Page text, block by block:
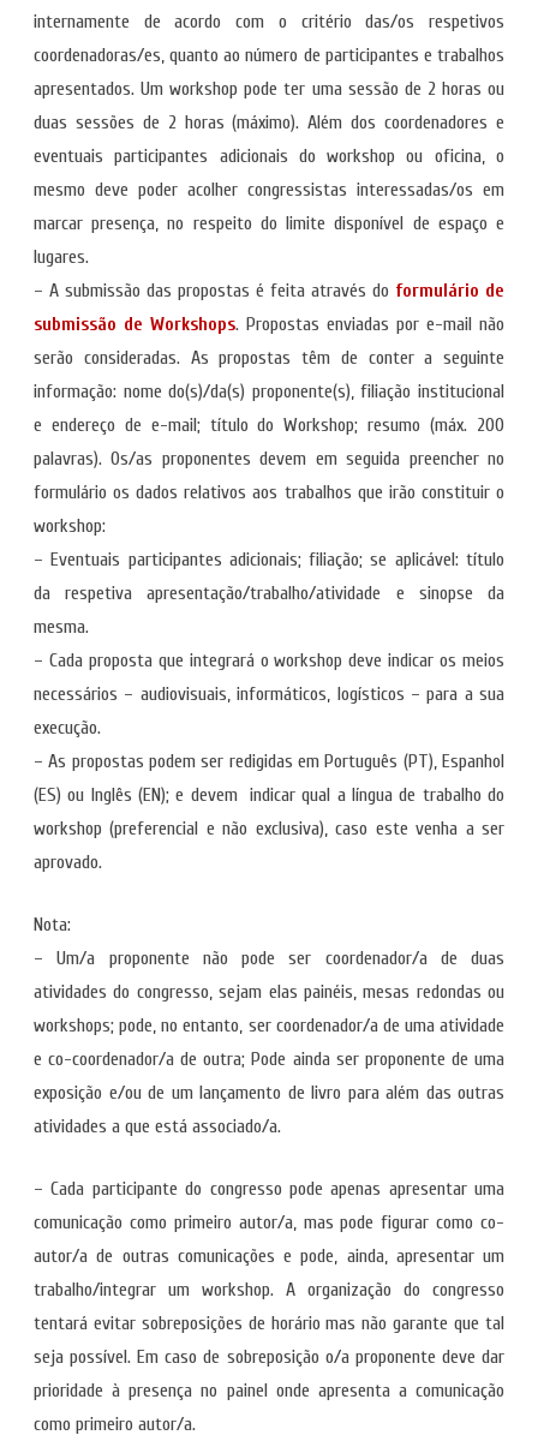
internamente de acordo com o critério das/os respetivos
coordenadoras/es, quanto ao número de participantes e trabalhos
apresentados. Um workshop pode ter uma sessão de 2 horas ou
duas sessões de 2 horas (máximo). Além dos coordenadores e
eventuais participantes adicionais do workshop ou oficina, o
mesmo deve poder acolher congressistas interessadas/os em
marcar presença, no respeito do limite disponível de espaço e
lugares.
– A submissão das propostas é feita através do formulário de
submissão de Workshops. Propostas enviadas por e-mail não
serão consideradas. As propostas têm de conter a seguinte
informação: nome do(s)/da(s) proponente(s), filiação institucional
e endereço de e-mail; título do Workshop; resumo (máx. 200
palavras). Os/as proponentes devem em seguida preencher no
formulário os dados relativos aos trabalhos que irão constituir o
workshop:
– Eventuais participantes adicionais; filiação; se aplicável: título
da respetiva apresentação/trabalho/atividade e sinopse da
mesma.
– Cada proposta que integrará o workshop deve indicar os meios
necessários – audiovisuais, informáticos, logísticos – para a sua
execução.
– As propostas podem ser redigidas em Português (PT), Espanhol
(ES) ou Inglês (EN); e devem indicar qual a língua de trabalho do
workshop (preferencial e não exclusiva), caso este venha a ser
aprovado.
Nota:
– Um/a proponente não pode ser coordenador/a de duas
atividades do congresso, sejam elas painéis, mesas redondas ou
workshops; pode, no entanto, ser coordenador/a de uma atividade
e co-coordenador/a de outra; Pode ainda ser proponente de uma
exposição e/ou de um lançamento de livro para além das outras
atividades a que está associado/a.
– Cada participante do congresso pode apenas apresentar uma
comunicação como primeiro autor/a, mas pode figurar como co-
autor/a de outras comunicações e pode, ainda, apresentar um
trabalho/integrar um workshop. A organização do congresso
tentará evitar sobreposições de horário mas não garante que tal
seja possível. Em caso de sobreposição o/a proponente deve dar
prioridade à presença no painel onde apresenta a comunicação
como primeiro autor/a.